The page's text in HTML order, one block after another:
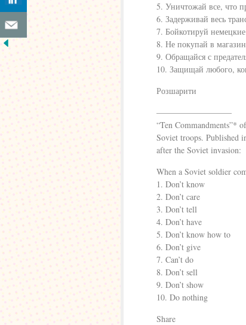
5. Уничтожай все, что
6. Задерживай весь
7. Бойкотируй
8. Не покупай в
9. Обращайся с
10. Защищай любого,
Розшарити
—————————
“Ten Commandments”*
Soviet troops. Published
after the Soviet invasion:
When a Soviet soldier
1. Don’t know
2. Don’t care
3. Don’t tell
4. Don’t have
5. Don’t know how to
6. Don’t give
7. Can’t do
8. Don’t sell
9. Don’t show
10. Do nothing
Share